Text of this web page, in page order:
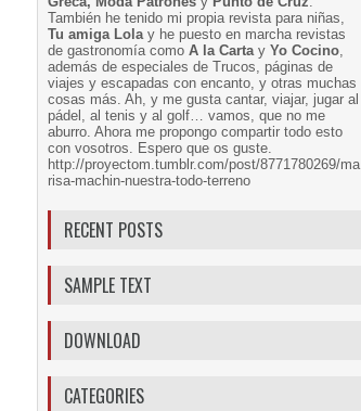
También he tenido mi propia revista para niñas,
Tu amiga Lolay he puesto en marcha revistas
de gastronomía como A la Cartay Yo Cocino,
además de especiales de Trucos, páginas de
viajes y escapadas con encanto, y otras muchas
cosas más. Ah, y me gusta cantar, viajar, jugar al
pádel, al tenis y al golf… vamos, que no me
aburro. Ahora me propongo compartir todo esto
con vosotros. Espero que os guste.
http://proyectom.tumblr.com/post/8771780269/ma
risa-machin-nuestra-todo-terreno
RECENT POSTS
SAMPLE TEXT
DOWNLOAD
CATEGORIES